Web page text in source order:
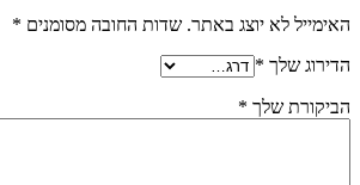
האימייל לא יוצג באתר. שדות החובה מסומנים *
הדירוג שלך *
הביקורת שלך *